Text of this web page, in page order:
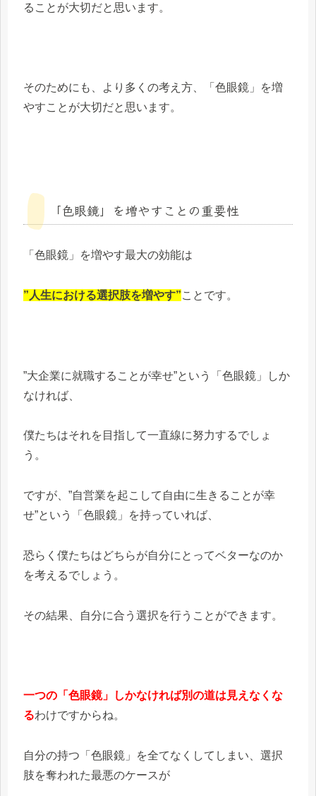
ることが大切だと思います。
そのためにも、より多くの考え方、「色眼鏡」を増
やすことが大切だと思います。
「色眼鏡」を増やすことの重要性
「色眼鏡」を増やす最大の効能は
”人生における選択肢を増やす”ことです。
”大企業に就職することが幸せ”という「色眼鏡」しか
なければ、
僕たちはそれを目指して一直線に努力するでしょ
う。
ですが、”自営業を起こして自由に生きることが幸
せ”という「色眼鏡」を持っていれば、
恐らく僕たちはどちらが自分にとってベターなのか
を考えるでしょう。
その結果、自分に合う選択を行うことができます。
一つの「色眼鏡」しかなければ別の道は見えなくな
るわけですからね。
自分の持つ「色眼鏡」を全てなくしてしまい、選択
肢を奪われた最悪のケースが